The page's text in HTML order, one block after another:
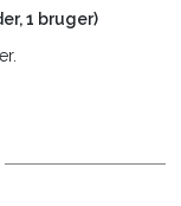
1 bruger)